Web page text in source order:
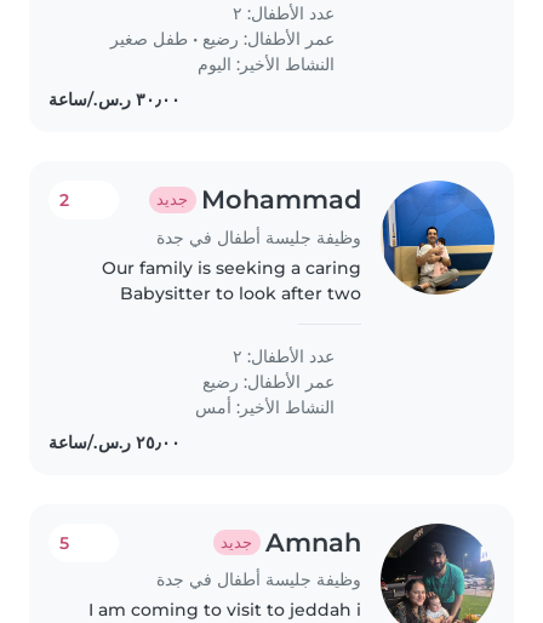
عدد الأطفال: ٢
عمر الأطفال: رضيع • طفل صغير
النشاط الأخير: اليوم
Mohammad جديد
وظيفة جليسة أطفال في جدة
2
Our family is seeking a caring
Babysitter to look after two
comfortable with homework
assistance and speak both Arabic
and English. Living nearby
would..
عدد الأطفال: ٢
عمر الأطفال: رضيع
النشاط الأخير: أمس
Amnah جديد
وظيفة جليسة أطفال في جدة
5
I am coming to visit to jeddah i